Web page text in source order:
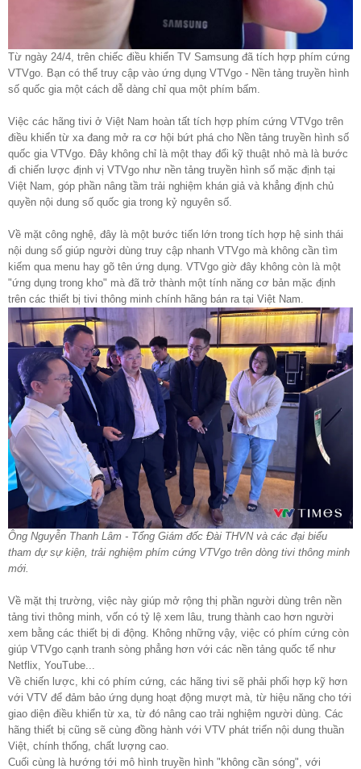
Từ ngày 24/4, trên chiếc điều khiển TV Samsung đã tích hợp phím cứng
VTVgo. Bạn có thể truy cập vào ứng dụng VTVgo - Nền tảng truyền hình
số quốc gia một cách dễ dàng chỉ qua một phím bấm.
Việc các hãng tivi ở Việt Nam hoàn tất tích hợp phím cứng VTVgo trên
điều khiển từ xa đang mở ra cơ hội bứt phá cho Nền tảng truyền hình số
quốc gia VTVgo. Đây không chỉ là một thay đổi kỹ thuật nhỏ mà là bước
đi chiến lược định vị VTVgo như nền tảng truyền hình số mặc định tại
Việt Nam, góp phần nâng tầm trải nghiệm khán giả và khẳng định chủ
quyền nội dung số quốc gia trong kỷ nguyên số.
Về mặt công nghệ, đây là một bước tiến lớn trong tích hợp hệ sinh thái
nội dung số giúp người dùng truy cập nhanh VTVgo mà không cần tìm
kiếm qua menu hay gõ tên ứng dụng. VTVgo giờ đây không còn là một
"ứng dụng trong kho" mà đã trở thành một tính năng cơ bản mặc định
trên các thiết bị tivi thông minh chính hãng bán ra tại Việt Nam.
Ông Nguyễn Thanh Lâm - Tổng Giám đốc Đài THVN và các đại biểu
tham dự sự kiện, trải nghiệm phím cứng VTVgo trên dòng tivi thông minh
mới.
Về mặt thị trường, việc này giúp mở rộng thị phần người dùng trên nền
tảng tivi thông minh, vốn có tỷ lệ xem lâu, trung thành cao hơn người
xem bằng các thiết bị di động. Không những vậy, việc có phím cứng còn
giúp VTVgo cạnh tranh sòng phẳng hơn với các nền tảng quốc tế như
Netflix, YouTube...
Về chiến lược, khi có phím cứng, các hãng tivi sẽ phải phối hợp kỹ hơn
với VTV để đảm bảo ứng dụng hoạt động mượt mà, từ hiệu năng cho tới
giao diện điều khiển từ xa, từ đó nâng cao trải nghiệm người dùng. Các
hãng thiết bị cũng sẽ cùng đồng hành với VTV phát triển nội dung thuần
Việt, chính thống, chất lượng cao.
Cuối cùng là hướng tới mô hình truyền hình "không cần sóng", với